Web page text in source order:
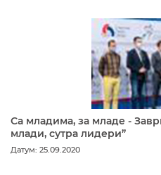
Са младима, за младе -
млади, сутра лидери”
Датум: 25.09.2020